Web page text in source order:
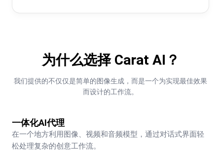
为什么选择 Carat AI？
我们提供的不仅仅是简单的图像生成，而是一个为实现最佳效果
而设计的工作流。
一体化AI代理
在一个地方利用图像、视频和音频模型，通过对话式界面轻
松处理复杂的创意工作流。